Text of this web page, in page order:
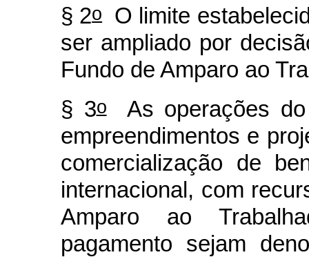
§ 2oO limite
ser ampliado por
Fundo de Amparo ao
§ 3oAs operações do
empreendimentos e
comercialização de
internacional, com
Amparo ao
pagamento sejam